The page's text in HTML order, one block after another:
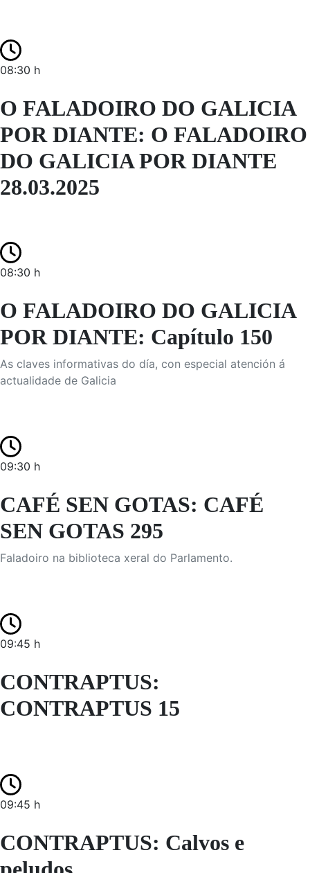
08:30 h
O FALADOIRO DO GALICIA
POR DIANTE: O FALADOIRO
DO GALICIA POR DIANTE
28.03.2025
08:30 h
O FALADOIRO DO GALICIA
POR DIANTE: Capítulo 150
As claves informativas do día, con especial atención á
actualidade de Galicia
09:30 h
CAFÉ SEN GOTAS: CAFÉ
SEN GOTAS 295
Faladoiro na biblioteca xeral do Parlamento.
09:45 h
CONTRAPTUS:
CONTRAPTUS 15
09:45 h
CONTRAPTUS: Calvos e